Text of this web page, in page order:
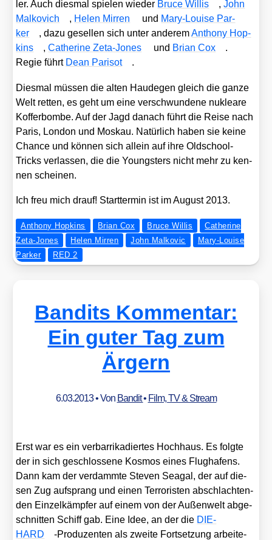
ler. Auch dies­mal spie­len wie­der Bruce Wil­lis ,John
Mal­ko­vich
, Helen Mir­ren und Mary-Loui­se Par­
ker
, dazu gesel­len sich unter ande­remAntho­ny Hop­
kins
,Cathe­ri­ne Zeta-Jones und Bri­an Cox
.
Regie führt Dean Par­isot .
Dies­mal müs­sen die alten Hau­de­gen gleich die gan­ze
Welt ret­ten, es geht um eine ver­schwun­de­ne nuklea­re
Kof­fer­bom­be. Auf der Jagd danach führt die Rei­se nach
Paris, Lon­don und Mos­kau. Natür­lich haben sie kei­ne
Chan­ce und kön­nen sich allein auf ihre Old­school-
Tricks ver­las­sen, die die Youngs­ters nicht mehr zu ken­
nen schei­nen.
Ich freu mich drauf! Start­ter­min ist im August 2013.
Anthony Hopkins Brian Cox Bruce Willis
Catherine
Zeta-Jones
Helen Mirren John Malkovic
Mary-Louise
Parker
RED 2
Bandits Kommentar:
Ein guter Tag zum
Ärgern
6.03.2013• Von Bandit• Film, TV & Stream
Erst war es ein ver­bar­ri­ka­dier­tes Hoch­haus. Es folg­te
der in sich geschlos­se­ne Kos­mos eines Flug­ha­fens.
Dann kam der ver­damm­te Ste­ven Sea­gal, der auf die­
sen Zug auf­sprang und einen Ter­ro­ris­ten abschlach­ten­
den Ein­zel­kämp­fer auf einem von der Außen­welt abge­
schnit­ten Schiff gab. Eine Idee, an der die DIE-
HARD
-Pro­du­zen­ten als zwei­te Fort­set­zung arbei­te­